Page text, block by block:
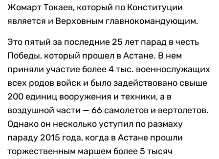
Жомарт Токаев, который по Конституции
является и Верховным главнокомандующим.
Это пятый за последние 25 лет парад в честь
Победы, который прошел в Астане. В нем
приняли участие более 4 тыс. военнослужащих
всех родов войск и было задействовано свыше
200 единиц вооружения и техники, а в
воздушной части — 66 самолетов и вертолетов.
Однако он несколько уступил по размаху
параду 2015 года, когда в Астане прошли
торжественным маршем более 5 тысяч